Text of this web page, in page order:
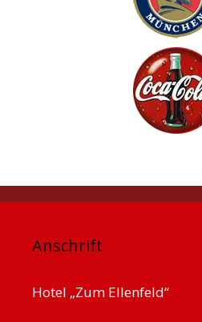
Anschrift
Hotel „Zum Ellenfeld“